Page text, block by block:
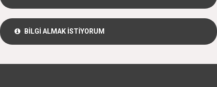
BİLGİ ALMAK İSTİYORUM